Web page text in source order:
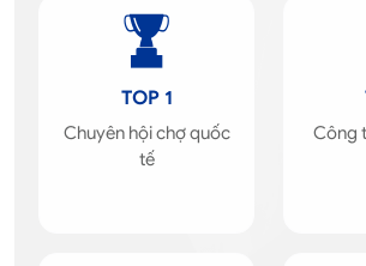
TOP 1
Chuyên hội chợ quốc
tế
Công